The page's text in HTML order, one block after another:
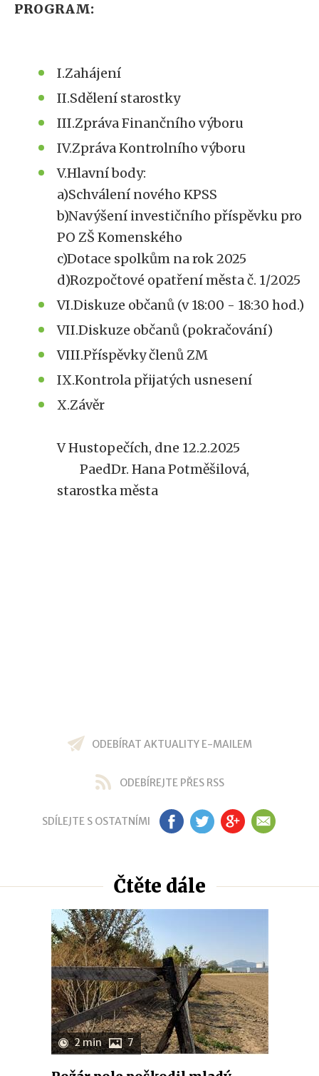
PROGRAM:
I.Zahájení
II.Sdělení starostky
III.Zpráva Finančního výboru
IV.Zpráva Kontrolního výboru
V.Hlavní body:
a)Schválení nového KPSS
b)Navýšení investičního příspěvku pro
PO ZŠ Komenského
c)Dotace spolkům na rok 2025
d)Rozpočtové opatření města č. 1/2025
VI.Diskuze občanů (v 18:00 - 18:30 hod.)
VII.Diskuze občanů (pokračování)
VIII.Příspěvky členů ZM
IX.Kontrola přijatých usnesení
X.Závěr
V Hustopečích, dne 12.2.2025
PaedDr. Hana Potměšilová,
starostka města
ODEBÍRAT AKTUALITY E-MAILEM
ODEBÍREJTE PŘES RSS
SDÍLEJTE S OSTATNÍMI FB TW GP EM
Čtěte dále
2 min 7